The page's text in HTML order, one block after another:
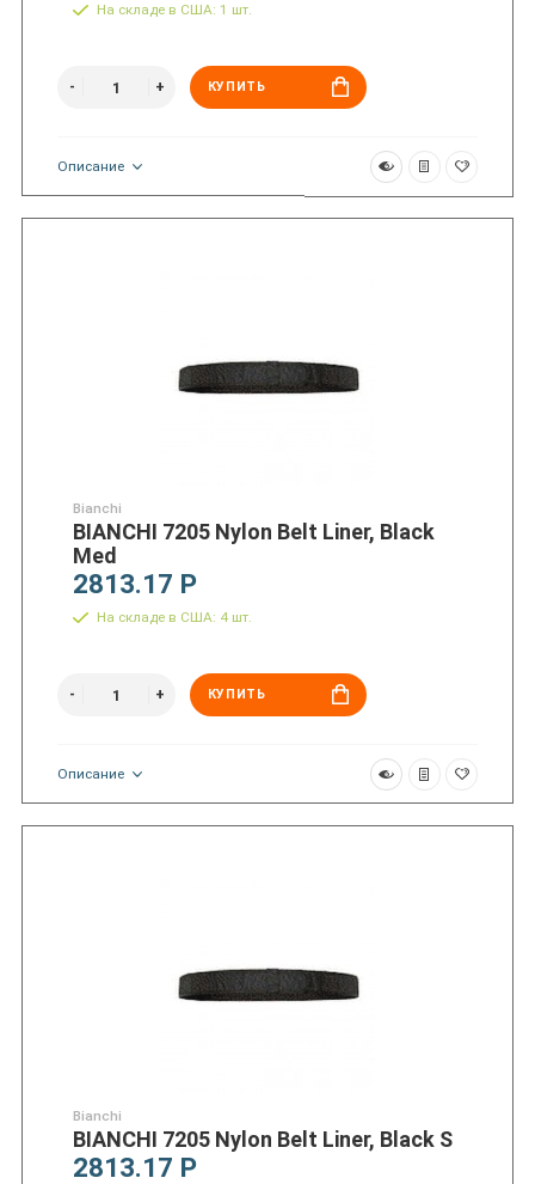
На складе в США: 1 шт.
КУПИТЬ
Описание
Bianchi
BIANCHI 7205 Nylon Belt Liner, Black
Med
2813.17 Р
На складе в США: 4 шт.
КУПИТЬ
Описание
Bianchi
BIANCHI 7205 Nylon Belt Liner, Black S
2813.17 Р